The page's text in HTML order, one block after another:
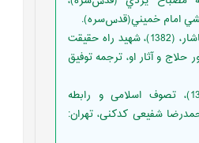
امام خميني(قدس‌سره).
نوري ئوزترك، پرفسور ياشار، (1382)، شهيد راه حقيقت
و آثار او، ترجمه توفيق
نیکلسون، رینولدا، (1374)، تصوف اسلامی و رابطه
شفیعی کدکنی، تهران: